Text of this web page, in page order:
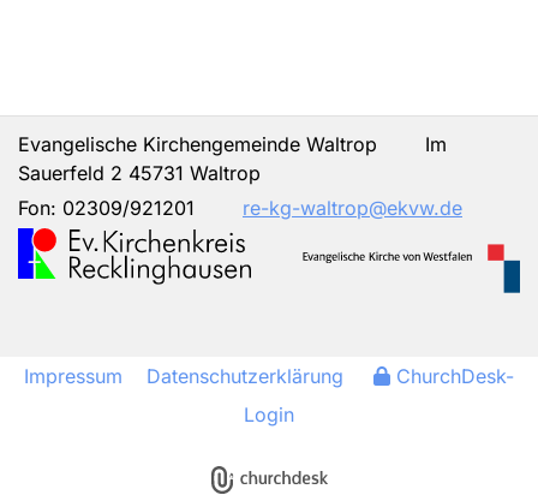
Evangelische Kirchengemeinde Waltrop Im
Sauerfeld 2 45731 Waltrop
Fon: 02309/921201 re-kg-waltrop@ekvw.de
Impressum Datenschutzerklärung
ChurchDesk-
Login